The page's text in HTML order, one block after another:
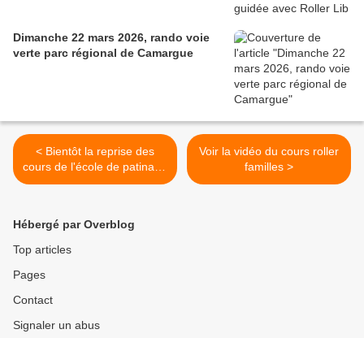
Dimanche 22 mars 2026, rando voie
verte parc régional de Camargue
< Bientôt la reprise des
cours de l'école de patinage
roller
Voir la vidéo du cours roller
familles >
Hébergé par Overblog
Top articles
Pages
Contact
Signaler un abus